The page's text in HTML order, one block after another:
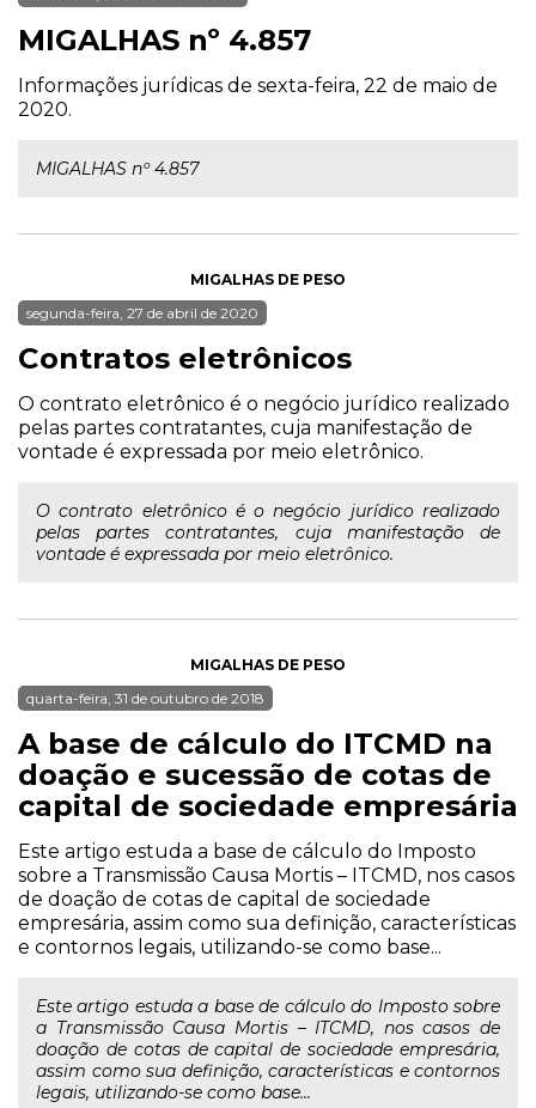
MIGALHAS nº 4.857
Informações jurídicas de sexta-feira, 22 de maio de
2020.
MIGALHAS nº 4.857
MIGALHAS DE PESO
segunda-feira, 27 de abril de 2020
Contratos eletrônicos
O contrato eletrônico é o negócio jurídico realizado
pelas partes contratantes, cuja manifestação de
vontade é expressada por meio eletrônico.
O contrato eletrônico é o negócio jurídico realizado
pelas partes contratantes, cuja manifestação de
vontade é expressada por meio eletrônico.
MIGALHAS DE PESO
quarta-feira, 31 de outubro de 2018
A base de cálculo do ITCMD na
doação e sucessão de cotas de
capital de sociedade empresária
Este artigo estuda a base de cálculo do Imposto
sobre a Transmissão Causa Mortis – ITCMD, nos casos
de doação de cotas de capital de sociedade
empresária, assim como sua definição, características
e contornos legais, utilizando-se como base...
Este artigo estuda a base de cálculo do Imposto sobre
a Transmissão Causa Mortis – ITCMD, nos casos de
doação de cotas de capital de sociedade empresária,
assim como sua definição, características e contornos
legais, utilizando-se como base...